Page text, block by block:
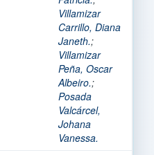
Villamizar
Carrillo, Diana
Janeth.;
Villamizar
Peña, Oscar
Albeiro.;
Posada
Valcárcel,
Johana
Vanessa.